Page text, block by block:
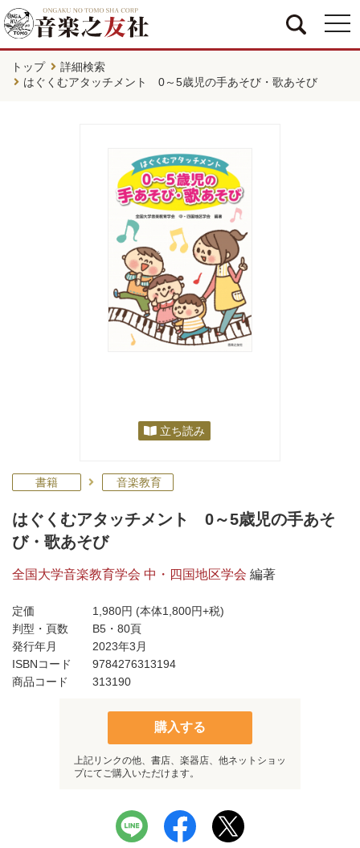
トップ
詳細検索
はぐくむアタッチメント 0～5歳児の手あそび・歌あそび
立ち読み
書籍 音楽教育
はぐくむアタッチメント 0～5歳児の手あそ
び・歌あそび
全国大学音楽教育学会 中・四国地区学会 編著
定価 1,980円 (本体1,800円+税)
判型・頁数
B5・80頁
発行年月
2023年3月
ISBNコード
9784276313194
商品コード
313190
購入する
上記リンクの他、書店、楽器店、他ネットショッ
プにてご購入いただけます。